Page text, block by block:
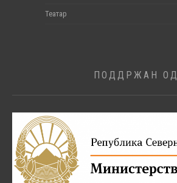
Театар
ПОДДРЖАН ОД